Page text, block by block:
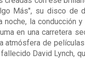
Más", su disco de
noche, la conducción
en una carretera
atmósfera de
David Lynch,